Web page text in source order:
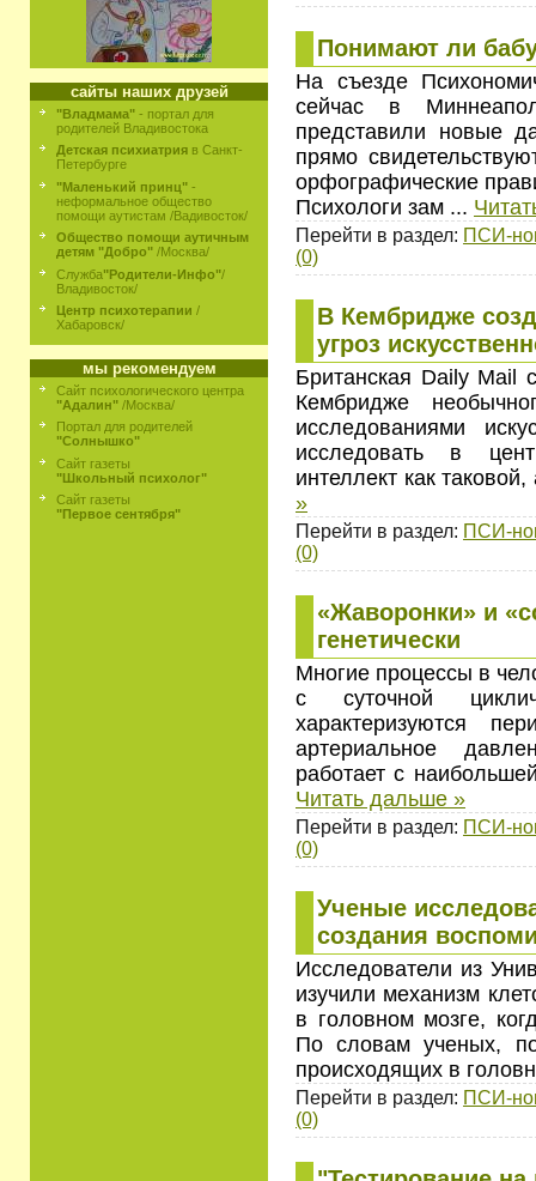
сайты наших друзей
"Владмама" - портал для
родителей Владивостока
Детская психиатрия в Санкт-
Петербурге
"Маленький принц" -
неформальное общество
помощи аутистам /Вадивосток/
Общество помощи аутичным
детям "Добро" /Москва/
Служба"Родители-Инфо"/
Владивосток/
Центр психотерапии /
Хабаровск/
мы рекомендуем
Сайт психологического центра
"Адалин" /Москва/
Портал для родителей
"Солнышко"
Сайт газеты
"Школьный психолог"
Сайт газеты
"Первое сентября"
Понимают ли
На съезде
сейчас в
представили новые
прямо
орфографические
Психологи зам ...
Перейти в раздел: ПСИ-
(0)
В Кембридже
угроз
Британская Daily Mail
Кембридже
исследованиями
исследовать в
интеллект как таковой,
»
Перейти в раздел: ПСИ-
(0)
«Жаворонки» и
генетически
Многие процессы в
с суточной
характеризуются
артериальное
работает с
Читать дальше »
Перейти в раздел: ПСИ-
(0)
Ученые
создания
Исследователи из
изучили механизм
в головном мозге,
По словам ученых,
происходящих в
Перейти в раздел: ПСИ-
(0)